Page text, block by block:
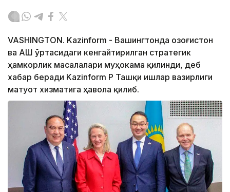
VASHINGTON. Kazinform - Вашингтонда Қозоғистон
ва АҚШ ўртасидаги кенгайтирилган стратегик
ҳамкорлик масалалари муҳокама қилинди, деб
хабар беради Kazinform ҚР Ташқи ишлар вазирлиги
матуот хизматига ҳавола қилиб.